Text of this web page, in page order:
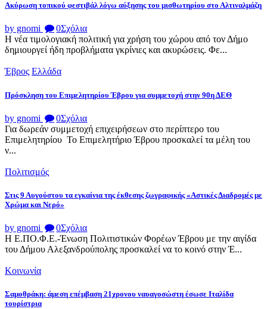
Ακύρωση τοπικού φεστιβάλ λόγω αύξησης του μισθωτηρίου στο Αλτιναλμάζη
by gnomi 0Σχόλια
Η νέα τιμολογιακή πολιτική για χρήση του χώρου από τον Δήμο
δημιουργεί ήδη προβλήματα γκρίνιες και ακυρώσεις. Φε...
Έβρος Ελλάδα
Πρόσκληση του Επιμελητηρίου Έβρου για συμμετοχή στην 90η ΔΕΘ
by gnomi 0Σχόλια
Για δωρεάν συμμετοχή επιχειρήσεων στο περίπτερο του
Επιμελητηρίου Το Επιμελητήριο Έβρου προσκαλεί τα μέλη του
ν...
Πολιτισμός
Στις 9 Αυγούστου τα εγκαίνια της έκθεσης ζωγραφικής «Αστικές Διαδρομές με
Χρώμα και Νερό»
by gnomi 0Σχόλια
Η Ε.ΠΟ.Φ.Ε.-Ένωση Πολιτιστικών Φορέων Έβρου με την αιγίδα
του Δήμου Αλεξανδρούπολης προσκαλεί να το κοινό στην Έ...
Κοινωνία
Σαμοθράκη: άμεση επέμβαση 21χρονου ναυαγοσώστη έσωσε Ιταλίδα
τουρίστρια